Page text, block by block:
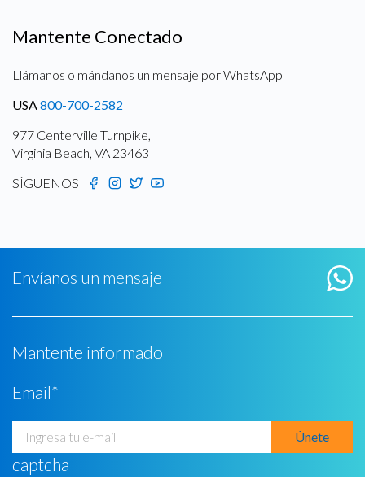
Mantente Conectado
Llámanos o mándanos un mensaje por WhatsApp
USA800-700-2582
977 Centerville Turnpike,
Virginia Beach, VA 23463
SÍGUENOS
Envíanos un mensaje
Mantente informado
Email*
captcha